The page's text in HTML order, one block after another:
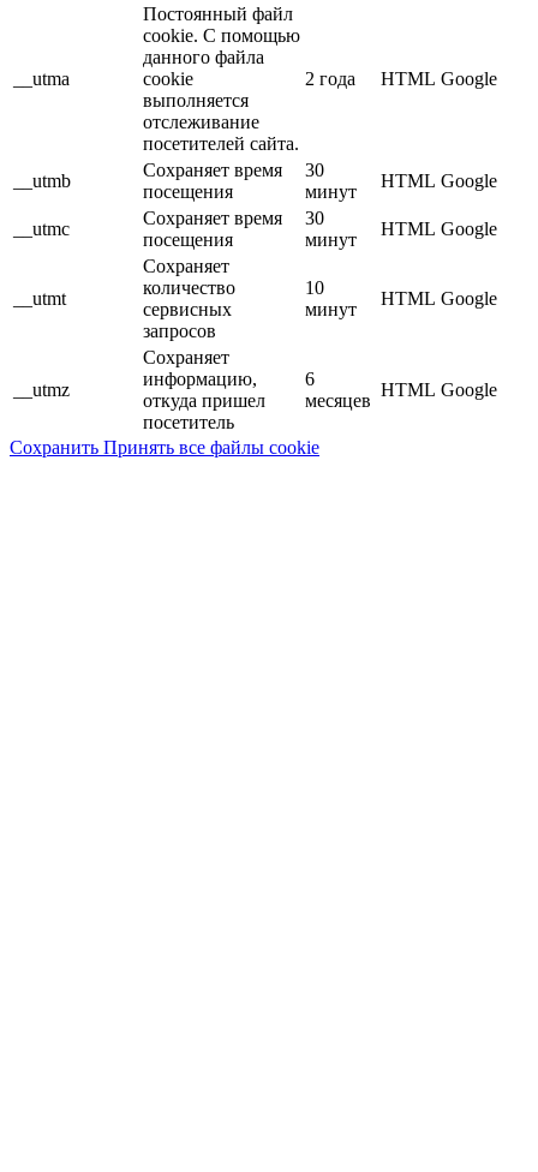
__utma
Постоянный файл
cookie. С помощью
данного файла
cookie
выполняется
отслеживание
посетителей сайта.
2 года HTML Google
__utmb
Сохраняет время
посещения
30
минут
HTML Google
__utmc
Сохраняет время
посещения
30
минут
HTML Google
__utmt
Сохраняет
количество
сервисных
запросов
10
минут
HTML Google
__utmz
Сохраняет
информацию,
откуда пришел
посетитель
6
месяцев
HTML Google
Сохранить Принять все файлы cookie